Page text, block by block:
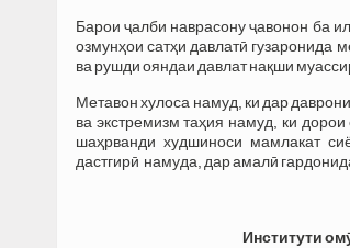
Барои ҷалби наврасону ҷавонон ба
озмунҳои сатҳи давлатӣ гузаронида
ва рушди ояндаи давлат нақши
Метавон хулоса намуд, ки дар
ва экстремизм таҳия намуд, ки
шаҳрванди худшиноси мамлакат
дастгирӣ намуда, дар амалӣ
Институтиом